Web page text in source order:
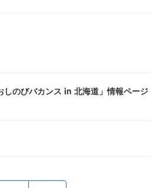
しのびバカンス in 北海道」情報ページ